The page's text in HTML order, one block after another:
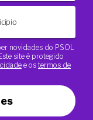
novidades do PSOL
Este site é protegido
e os termos de